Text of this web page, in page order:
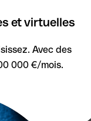
et virtuelles
Avec des
000 €/mois.